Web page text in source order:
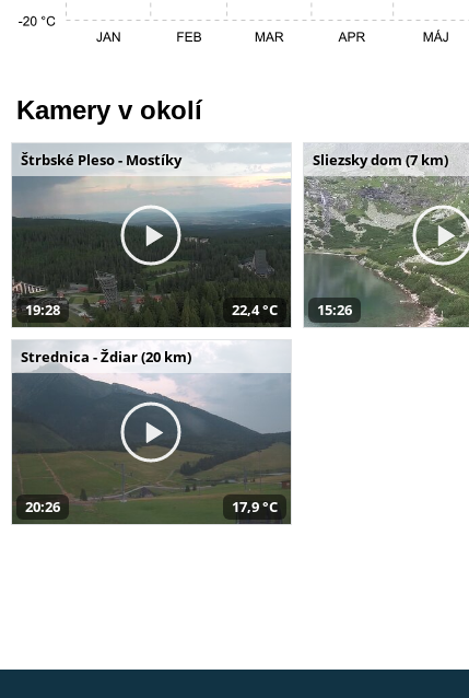
Kamery v okolí
Štrbské Pleso - Mostíky
19:28 22,4 °C
Sliezsky dom (7 km)
15:26
Strednica - Ždiar (20 km)
20:26 17,9 °C